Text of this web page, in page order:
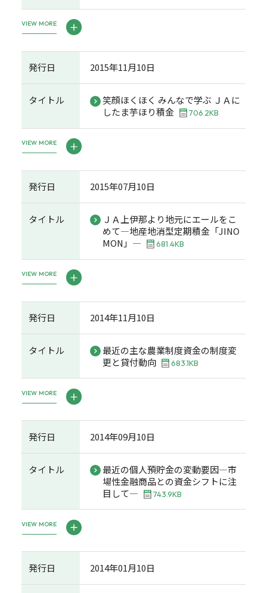
VIEW MORE
発行日 2015年11月10日
タイトル
笑顔ほくほく みんなで学ぶ ＪＡに
したま芋ほり積金
706.2KB
VIEW MORE
発行日 2015年07月10日
タイトル
ＪＡ上伊那より地元にエールをこ
めて―地産地消型定期積金「JINO
MON」―
681.4KB
VIEW MORE
発行日 2014年11月10日
タイトル
最近の主な農業制度資金の制度変
更と貸付動向
683.1KB
VIEW MORE
発行日 2014年09月10日
タイトル
最近の個人預貯金の変動要因―市
場性金融商品との資金シフトに注
目して―
743.9KB
VIEW MORE
発行日 2014年01月10日